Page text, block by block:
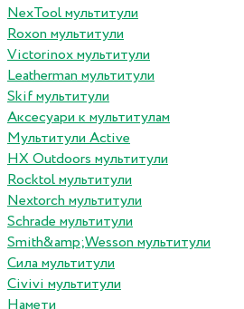
NexTool мультитули
Roxon мультитули
Victorinox мультитули
Leatherman мультитули
Skif мультитули
Аксесуари к мультитулам
Мультитули Active
HX Outdoors мультитули
Rocktol мультитули
Nextorch мультитули
Schrade мультитули
Smith&amp;Wesson мультитули
Сила мультитули
Civivi мультитули